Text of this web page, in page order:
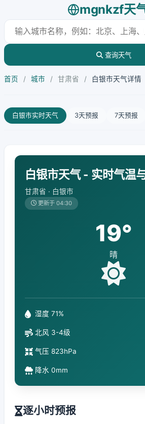
mgnkzf天
查询天气
首页 / 城市 / 甘肃省 / 白银市天气详情
白银市实时天气 3天预报 7天预报
白银市天气 - 实时气温
甘肃省 · 白银市
更新于 04:30
19°
晴
湿度 71%
北风 3-4级
气压 823hPa
降水 0mm
逐小时预报